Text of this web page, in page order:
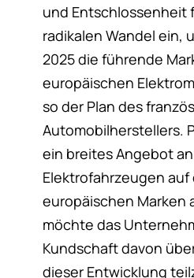
und Entschlossenheit
radikalen Wandel ein,
2025 die führende
europäischen
so der Plan des
Automobilherstellers.
ein breites Angebot an
Elektrofahrzeugen auf
europäischen Marken
möchte das
Kundschaft davon
dieser Entwicklung